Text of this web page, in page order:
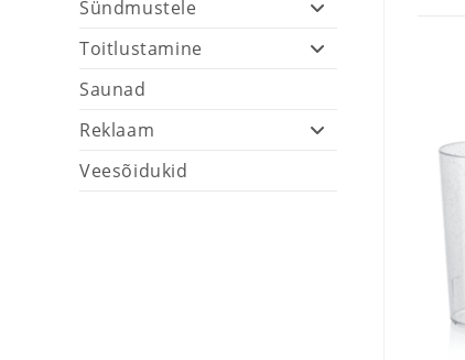
Sündmustele
Toitlustamine
Saunad
Reklaam
Veesõidukid